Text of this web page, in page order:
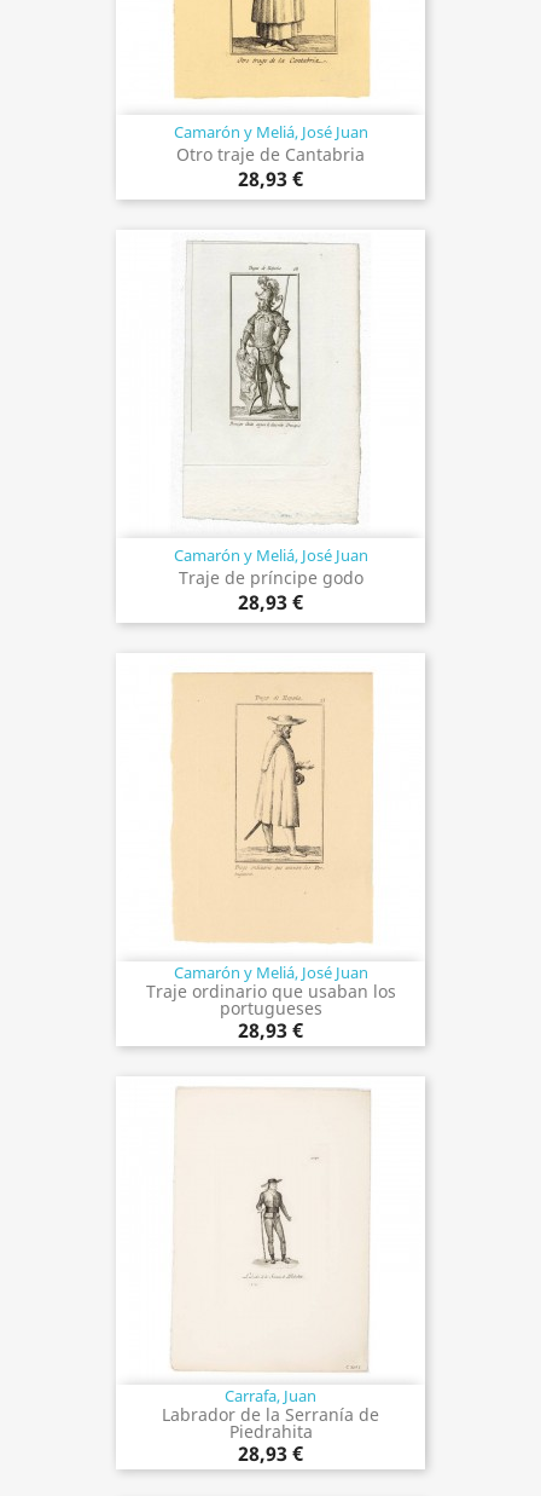
Camarón y Meliá, José Juan
Otro traje de Cantabria
28,93 €
Camarón y Meliá, José Juan
Traje de príncipe godo
28,93 €
Camarón y Meliá, José Juan
Traje ordinario que usaban los
portugueses
28,93 €
Carrafa, Juan
Labrador de la Serranía de
Piedrahita
28,93 €